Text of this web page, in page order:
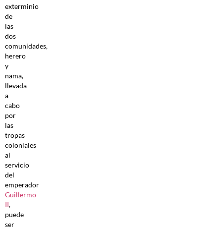
exterminio
de
las
dos
comunidades,
herero
y
nama,
llevada
a
cabo
por
las
tropas
coloniales
al
servicio
del
emperador
Guillermo
II,
puede
ser